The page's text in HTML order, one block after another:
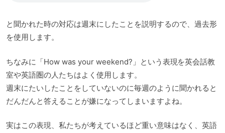
と聞かれた時の対応は週末にしたことを説明するので、過去形
を使用します。
ちなみに「How was your weekend?」という表現を英会話教
室や英語圏の人たちはよく使用します。
週末にたいしたことをしていないのに毎週のように聞かれると
だんだんと答えることが嫌になってしまいますよね。
実はこの表現、私たちが考えているほど重い意味はなく、英語